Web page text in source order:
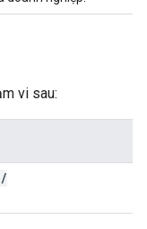
vi sau:
/